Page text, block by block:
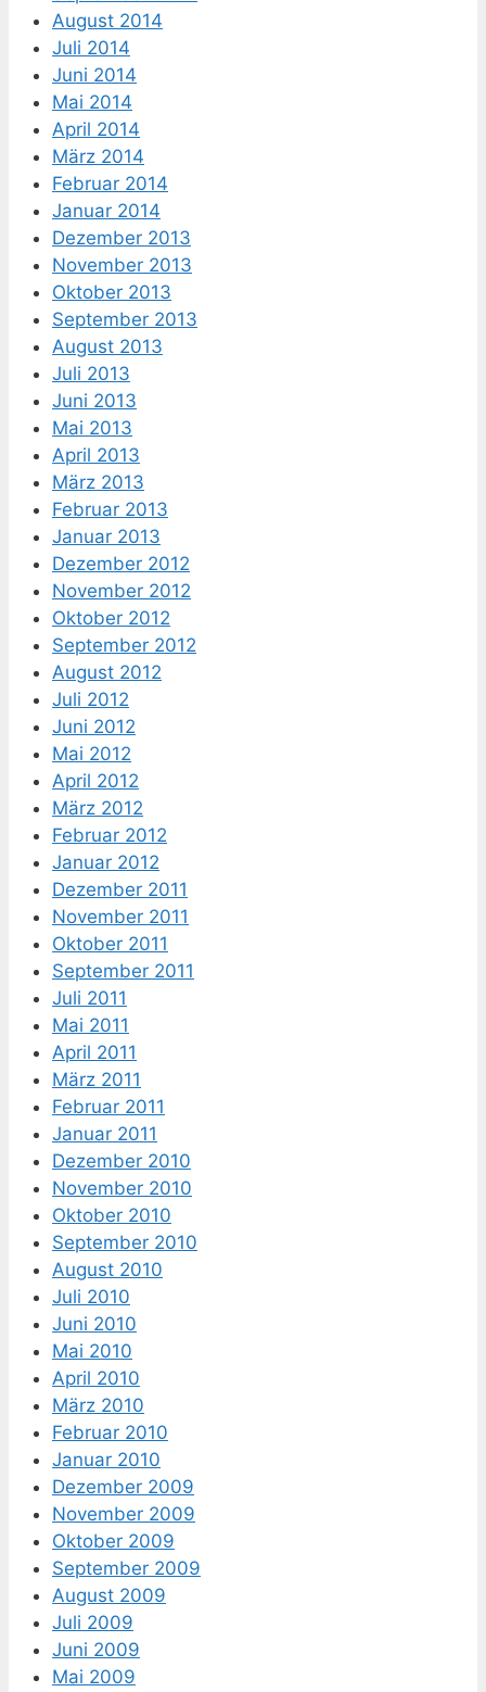
August 2014
Juli 2014
Juni 2014
Mai 2014
April 2014
März 2014
Februar 2014
Januar 2014
Dezember 2013
November 2013
Oktober 2013
September 2013
August 2013
Juli 2013
Juni 2013
Mai 2013
April 2013
März 2013
Februar 2013
Januar 2013
Dezember 2012
November 2012
Oktober 2012
September 2012
August 2012
Juli 2012
Juni 2012
Mai 2012
April 2012
März 2012
Februar 2012
Januar 2012
Dezember 2011
November 2011
Oktober 2011
September 2011
Juli 2011
Mai 2011
April 2011
März 2011
Februar 2011
Januar 2011
Dezember 2010
November 2010
Oktober 2010
September 2010
August 2010
Juli 2010
Juni 2010
Mai 2010
April 2010
März 2010
Februar 2010
Januar 2010
Dezember 2009
November 2009
Oktober 2009
September 2009
August 2009
Juli 2009
Juni 2009
Mai 2009